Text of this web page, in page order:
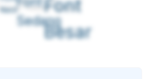
Kecil
Sedang
Font
Besar